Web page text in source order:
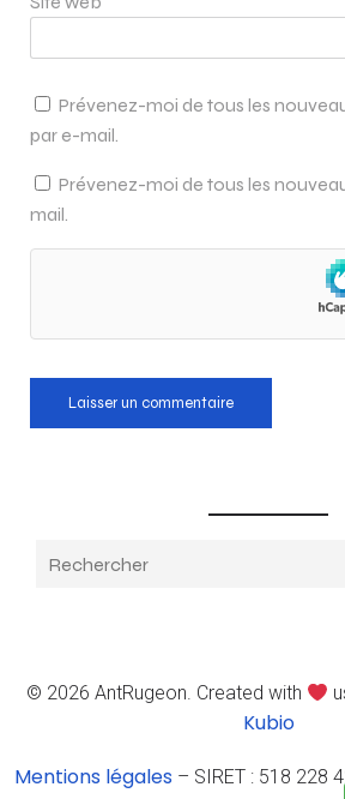
Prévenez-moi de tous les
par e-mail.
Prévenez-moi de tous les
mail.
© 2026 AntRugeon. Created with
Kubio
Mentions légales – SIRET : 518 228